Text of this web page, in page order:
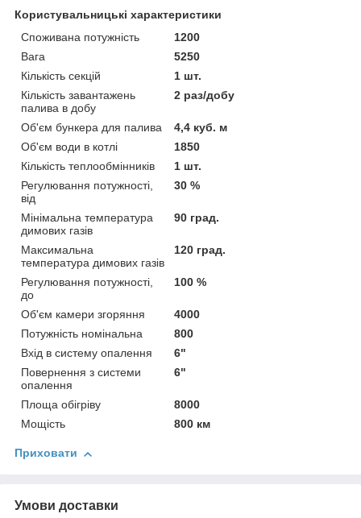
Користувальницькі характеристики
Споживана потужність
1200
Вага
5250
Кількість секцій
1 шт.
Кількість завантажень
палива в добу
2 раз/добу
Об'єм бункера для палива
4,4 куб. м
Об'єм води в котлі
1850
Кількість теплообмінників
1 шт.
Регулювання потужності,
від
30 %
Мінімальна температура
димових газів
90 град.
Максимальна
температура димових газів
120 град.
Регулювання потужності,
до
100 %
Об'єм камери згоряння
4000
Потужність номінальна
800
Вхід в систему опалення
6"
Повернення з системи
опалення
6"
Площа обігріву
8000
Мощість
800 км
Приховати
Умови доставки